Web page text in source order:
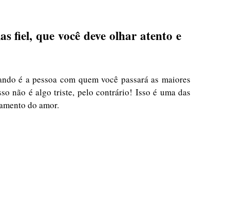
fiel, que você deve olhar atento e
é a pessoa com quem você passará as maiores
não é algo triste, pelo contrário! Isso é uma das
do amor.